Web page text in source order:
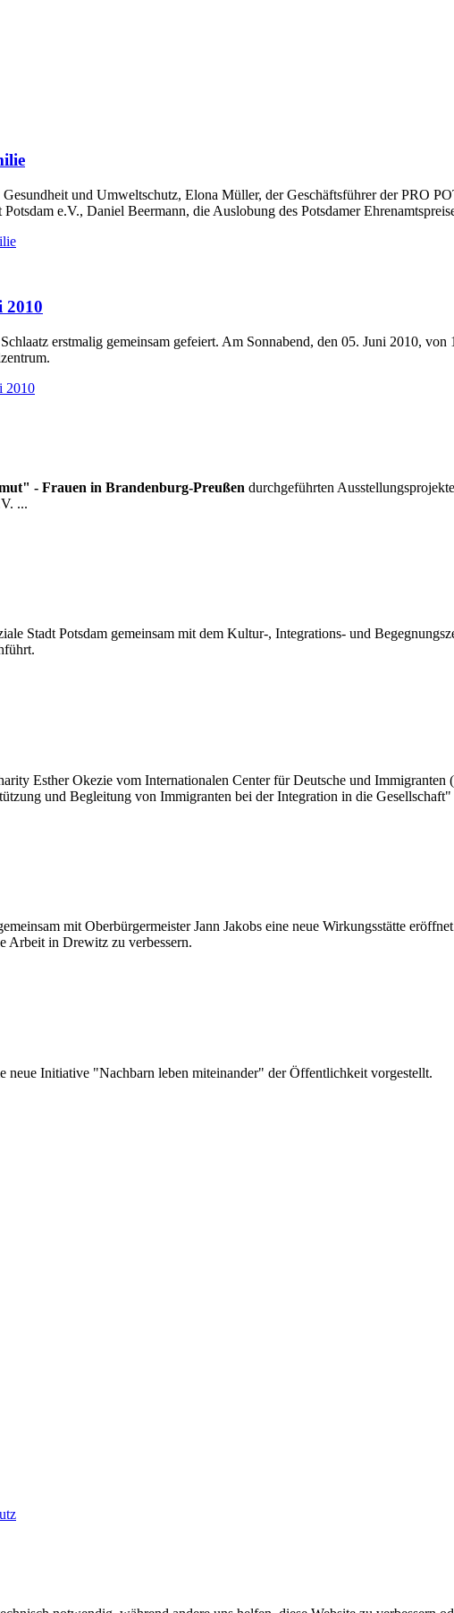
Gesundheit und Umweltschutz, Elona Müller, der Geschäftsführer der PRO
e.V., Daniel Beermann, die Auslobung des Potsdamer
2010
erstmalig gemeinsam gefeiert. Am Sonnabend, den 05. Juni 2010,
2010
- Frauen in Brandenburg-Preußen durchgeführten
...
Stadt Potsdam gemeinsam mit dem Kultur-, Integrations- und
Esther Okezie vom Internationalen Center für Deutsche und
und Begleitung von Immigranten bei der Integration in die
mit Oberbürgermeister Jann Jakobs eine neue Wirkungsstätte
Arbeit in Drewitz zu verbessern.
neue Initiative "Nachbarn leben miteinander" der Öffentlichkeit vorgestellt.